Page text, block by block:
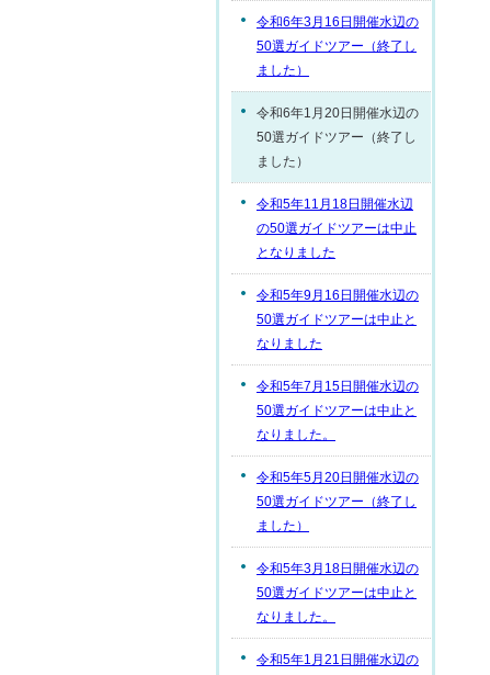
令和6年3月16日開催水辺の
50選ガイドツアー（終了し
ました）
令和6年1月20日開催水辺の
50選ガイドツアー（終了し
ました）
令和5年11月18日開催水辺
の50選ガイドツアーは中止
となりました
令和5年9月16日開催水辺の
50選ガイドツアーは中止と
なりました
令和5年7月15日開催水辺の
50選ガイドツアーは中止と
なりました。
令和5年5月20日開催水辺の
50選ガイドツアー（終了し
ました）
令和5年3月18日開催水辺の
50選ガイドツアーは中止と
なりました。
令和5年1月21日開催水辺の